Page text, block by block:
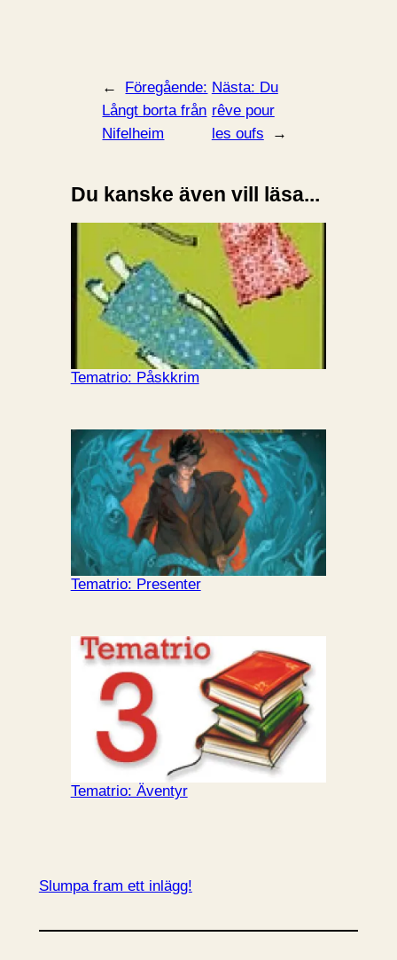
←
Föregående:
Långt borta från
Nifelheim
Nästa: Du
rêve pour
les oufs
→
Du kanske även vill läsa...
Tematrio: Påskkrim
Tematrio: Presenter
Tematrio: Äventyr
Slumpa fram ett inlägg!